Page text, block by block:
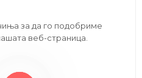
за да го подобриме
веб-страница.